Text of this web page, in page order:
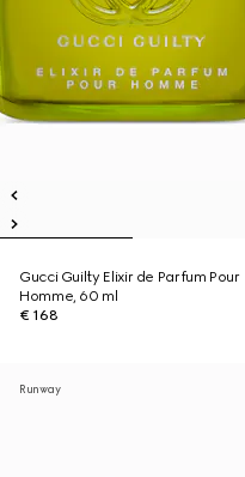
Gucci Guilty Elixir de Parfum Pour
Homme, 60 ml
€ 168
Runway